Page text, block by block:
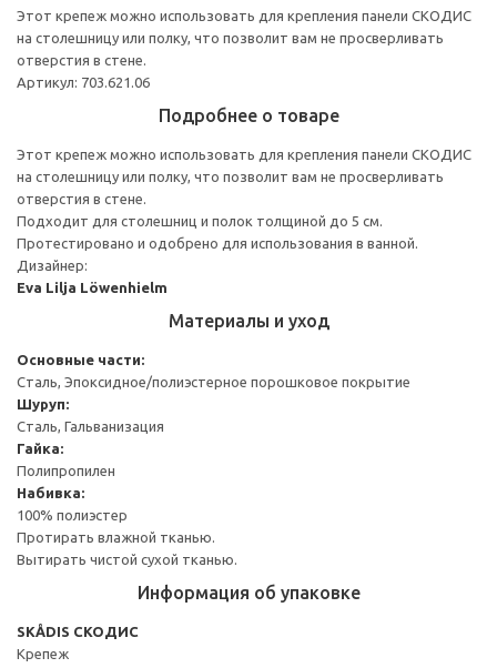
Этот крепеж можно использовать для крепления панели СКОДИС
на столешницу или полку, что позволит вам не просверливать
отверстия в стене.
Артикул: 703.621.06
Подробнее о товаре
Этот крепеж можно использовать для крепления панели СКОДИС
на столешницу или полку, что позволит вам не просверливать
отверстия в стене.
Подходит для столешниц и полок толщиной до 5 см.
Протестировано и одобрено для использования в ванной.
Дизайнер:
Eva Lilja Löwenhielm
Материалы и уход
Основные части:
Сталь, Эпоксидное/полиэстерное порошковое покрытие
Шуруп:
Сталь, Гальванизация
Гайка:
Полипропилен
Набивка:
100% полиэстер
Протирать влажной тканью.
Вытирать чистой сухой тканью.
Информация об упаковке
SKÅDIS СКОДИС
Крепеж